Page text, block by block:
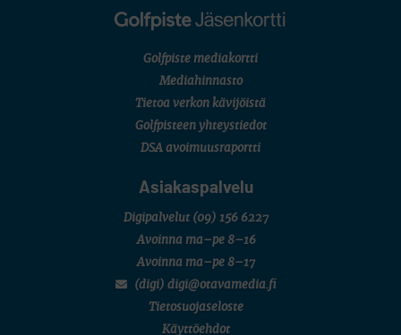
Golfpiste mediakortti
Mediahinnasto
Tietoa verkon kävijöistä
Golfpisteen yhteystiedot
DSA avoimuusraportti
Asiakaspalvelu
Digipalvelut (09) 156 6227
Avoinna ma–pe 8–16
Avoinna ma–pe 8–17
(digi) digi@otavamedia.fi
Tietosuojaseloste
Käyttöehdot